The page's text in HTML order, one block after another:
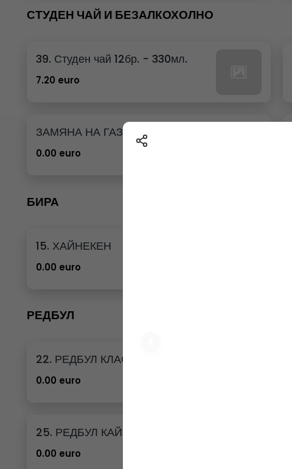
СТУДЕН ЧАЙ И БЕЗАЛКОХОЛНО
39. Студен чай 12бр. - 330мл.
7.20 euro
0.00 euro
БИРА
15. ХАЙНЕКЕН
0.00 euro
РЕДБУЛ
22. РЕДБУЛ КЛАСИК
0.00 euro
25. РЕДБУЛ КАЙСИЯ И ЯГОДА
0.00 euro